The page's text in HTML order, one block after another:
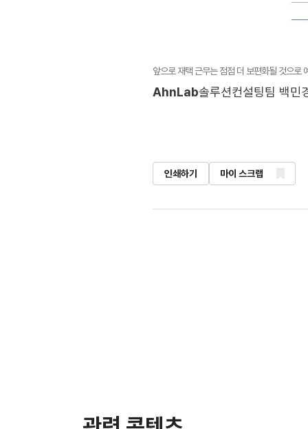
앞으로 재택 근무는 점점 더 보편화될 것으로
AhnLab솔루션컨설팅팀 백민
인쇄하기 마이 스크랩